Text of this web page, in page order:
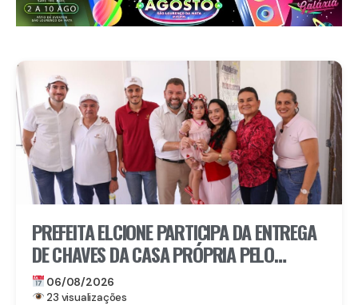
PREFEITA ELCIONE PARTICIPA DA ENTREGA
DE CHAVES DA CASA PRÓPRIA PELO
PROGRAMA MORAR BEM PE
06/08/2026
23 visualizações